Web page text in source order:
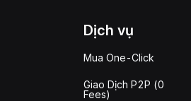
Dịch vụ
Mua One-Click
Giao Dịch P2P (0
Fees)